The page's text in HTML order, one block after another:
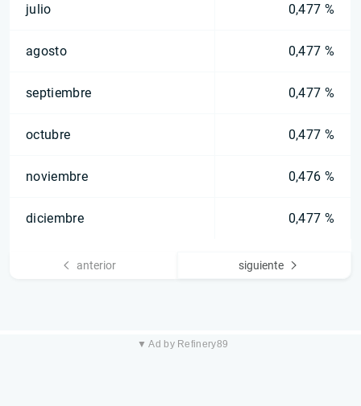
julio 0,477 %
agosto 0,477 %
septiembre 0,477 %
octubre 0,477 %
noviembre 0,476 %
diciembre 0,477 %
anterior siguiente
▼ Ad by Refinery89